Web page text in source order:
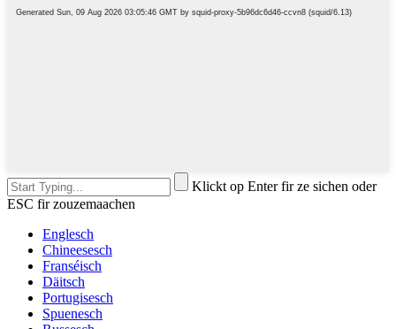
Klickt op Enter fir ze sichen oder
ESC fir zouzemaachen
Englesch
Chineesesch
Franséisch
Däitsch
Portugisesch
Spuenesch